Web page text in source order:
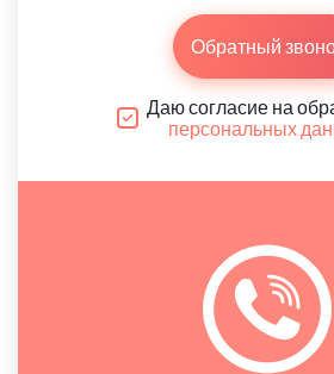
Обратный
Даю согласие на
персональных